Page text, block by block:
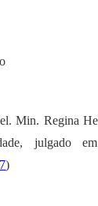
Min. Regina
julgado
)